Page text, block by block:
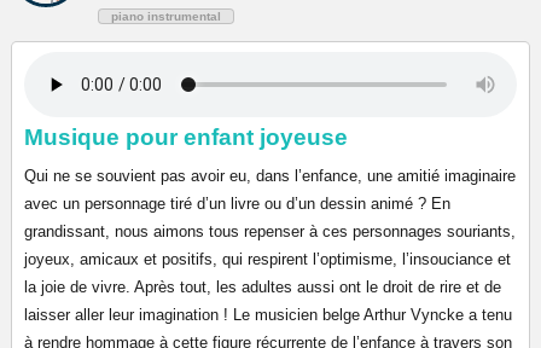
piano instrumental
Musique pour enfant joyeuse
Qui ne se souvient pas avoir eu, dans l’enfance, une amitié imaginaire
avec un personnage tiré d’un livre ou d’un dessin animé ? En
grandissant, nous aimons tous repenser à ces personnages souriants,
joyeux, amicaux et positifs, qui respirent l’optimisme, l’insouciance et
la joie de vivre. Après tout, les adultes aussi ont le droit de rire et de
laisser aller leur imagination ! Le musicien belge Arthur Vyncke a tenu
à rendre hommage à cette figure récurrente de l’enfance à travers son